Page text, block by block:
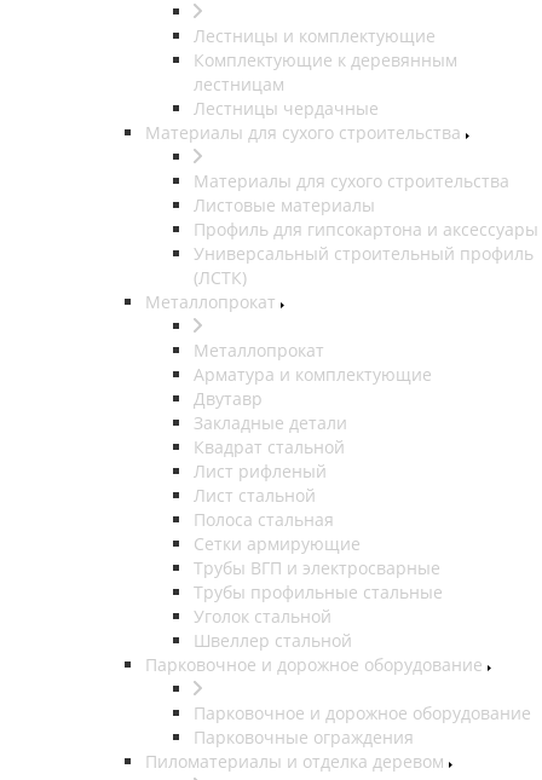
Лестницы и комплектующие
Комплектующие к деревянным
лестницам
Лестницы чердачные
Материалы для сухого строительства
Материалы для сухого строительства
Листовые материалы
Профиль для гипсокартона и аксессуары
Универсальный строительный профиль
(ЛСТК)
Металлопрокат
Металлопрокат
Арматура и комплектующие
Двутавр
Закладные детали
Квадрат стальной
Лист рифленый
Лист стальной
Полоса стальная
Сетки армирующие
Трубы ВГП и электросварные
Трубы профильные стальные
Уголок стальной
Швеллер стальной
Парковочное и дорожное оборудование
Парковочное и дорожное оборудование
Парковочные ограждения
Пиломатериалы и отделка деревом